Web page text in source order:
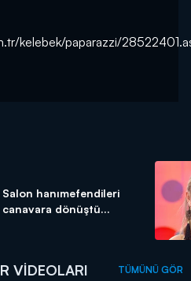
kelebek/paparazzi/
Salon hanımefendileri
canavara dönüştü...
VIDEOLARI TÜMÜNÜ GÖR